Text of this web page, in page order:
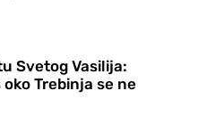
Svetog Vasilija:
Trebinja se ne